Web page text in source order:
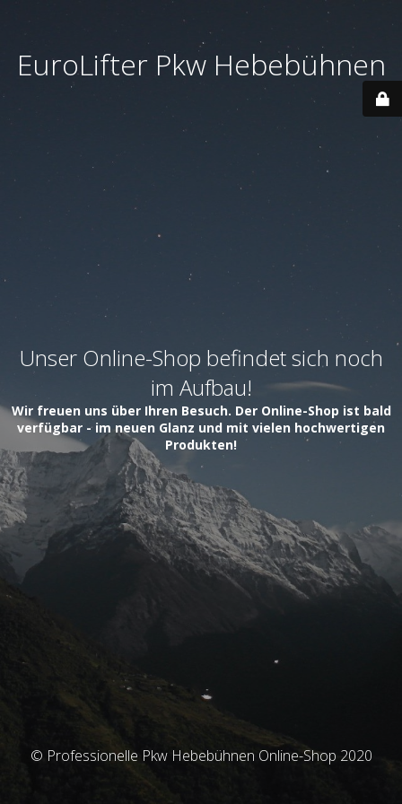
EuroLifter Pkw Hebebühnen
Unser Online-Shop befindet sich noch
im Aufbau!
Wir freuen uns über Ihren Besuch. Der Online-Shop ist bald
verfügbar - im neuen Glanz und mit vielen hochwertigen
Produkten!
© Professionelle Pkw Hebebühnen Online-Shop 2020